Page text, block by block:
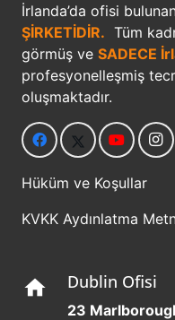
İrlanda’da ofisi
ŞİRKETİDİR. Tüm
görmüş ve SADECE
profesyonelleşmiş
oluşmaktadır.
Hüküm ve Koşullar
KVKK Aydınlatma
home Dublin Ofisi
23